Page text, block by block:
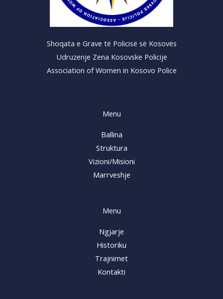
Shoqata e Grave të Policisë së Kosovës
Udruzenje Zena Kosovske Policije
Association of Women in Kosovo Police
Menu
Ballina
Struktura
Vizioni/Misioni
Marrveshje
Menu
Ngjarje
Historiku
Trajnimet
Kontakti